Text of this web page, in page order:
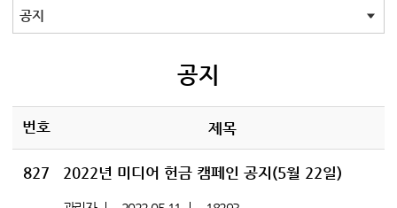
성도컬럼
새가족사진
새가족가이드
포토앨범
찬양쉼터
신앙도서
성경읽기퀴즈
기도부탁
교회소식 전체
공지
공지
번호 제목
827 2022년 미디어 헌금 캠페인 공지(5월 22일)